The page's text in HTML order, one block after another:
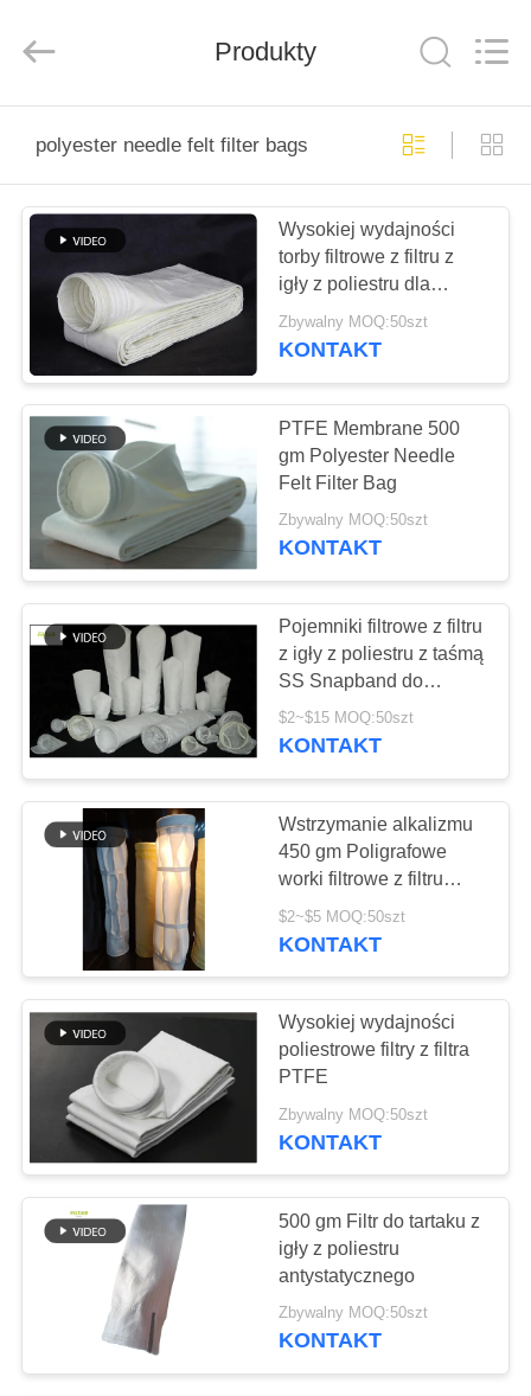
PRODUKTY
NAS
WYCIECZKA
PO
FABRYCE
KONTROLA
JAKOŚCI
SKONTAKTUJ
NAMI
AKTUALNOŚCI
POPROSIĆ
O
WYCENĘ
SITEMAP
POLITYKA
PRYWATNOŚCI
Technology
Co.,Ltd..
Reserved.
Produkty
polyester needle felt filter bags
Wysokiej wydajności
torby filtrowe z filtru z
igły z poliestru dla
przemysłu górniczego
Zbywalny MOQ:50szt
KONTAKT
PTFE Membrane 500
gm Polyester Needle
Felt Filter Bag
Zbywalny MOQ:50szt
KONTAKT
Pojemniki filtrowe z filtru
z igły z poliestru z taśmą
SS Snapband do
usuwania pyłu
$2~$15 MOQ:50szt
KONTAKT
Wstrzymanie alkalizmu
450 gm Poligrafowe
worki filtrowe z filtru
igłowego do usuwania
pyłu
$2~$5 MOQ:50szt
KONTAKT
Wysokiej wydajności
poliestrowe filtry z filtra
PTFE
Zbywalny MOQ:50szt
KONTAKT
500 gm Filtr do tartaku z
igły z poliestru
antystatycznego
Zbywalny MOQ:50szt
KONTAKT